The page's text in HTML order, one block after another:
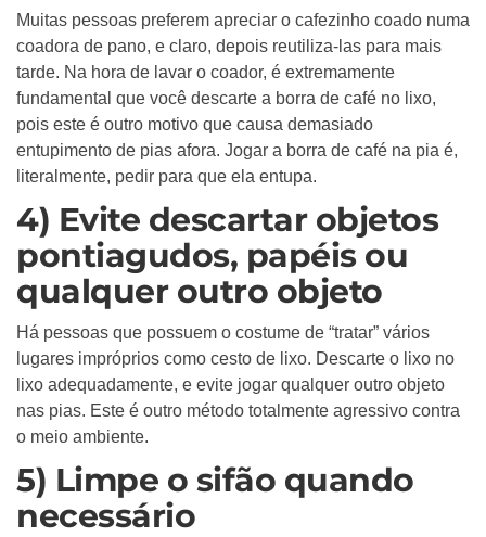
Muitas pessoas preferem apreciar o cafezinho coado numa
coadora de pano, e claro, depois reutiliza-las para mais
tarde. Na hora de lavar o coador, é extremamente
fundamental que você descarte a borra de café no lixo,
pois este é outro motivo que causa demasiado
entupimento de pias afora. Jogar a borra de café na pia é,
literalmente, pedir para que ela entupa.
4) Evite descartar objetos
pontiagudos, papéis ou
qualquer outro objeto
Há pessoas que possuem o costume de “tratar” vários
lugares impróprios como cesto de lixo. Descarte o lixo no
lixo adequadamente, e evite jogar qualquer outro objeto
nas pias. Este é outro método totalmente agressivo contra
o meio ambiente.
5) Limpe o sifão quando
necessário